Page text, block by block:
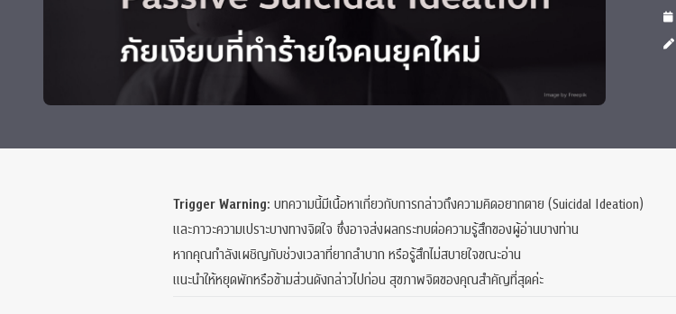
SSBW Activities
Grants and Awards
CU Radio
Trigger Warning: บทความนี้มีเนื้อหาเกี่ยวกับการกล่าวถึงความคิดอยากตาย (Suicidal Ideation)
และภาวะความเปราะบางทางจิตใจ ซึ่งอาจส่งผลกระทบต่อความรู้สึกของผู้อ่านบางท่าน
หากคุณกำลังเผชิญกับช่วงเวลาที่ยากลำบาก หรือรู้สึกไม่สบายใจขณะอ่าน
แนะนำให้หยุดพักหรือข้ามส่วนดังกล่าวไปก่อน สุขภาพจิตของคุณสำคัญที่สุดค่ะ